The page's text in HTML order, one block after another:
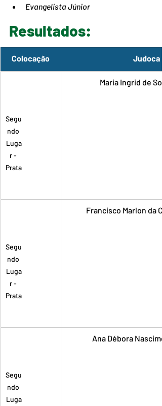
Evangelista Júnior
Resultados:
Colocação Judoca
Segu
ndo
Luga
r -
Prata
Maria Ingrid de
Segu
ndo
Luga
r -
Prata
Francisco Marlon da
Segu
ndo
Luga
Ana Débora